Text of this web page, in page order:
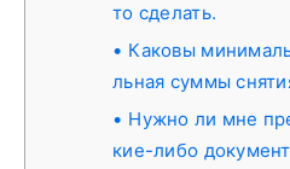
то сделать.
Каковы
льная суммы
Нужно ли мне
кие-либо